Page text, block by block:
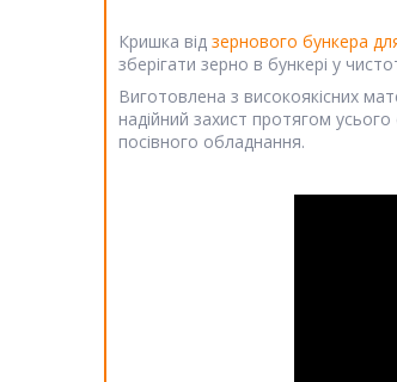
Кришка від зернового бункера
зберігати зерно в бункері у
Виготовлена з високоякісних
надійний захист протягом
посівного обладнання.